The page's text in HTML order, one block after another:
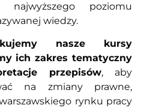
najwyższego poziomu
wiedzy.
nasze kursy
ich zakres tematyczny
przepisów, aby
na zmiany prawne,
rynku pracy